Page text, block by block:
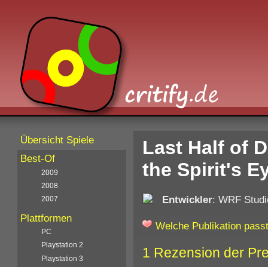
Last Half of
the Spirit's
Entwickler: WRF
Welche Publikation
1 Rezension der
Übersicht Spiele
Best-Of
2009
2008
2007
Plattformen
PC
Playstation 2
Playstation 3